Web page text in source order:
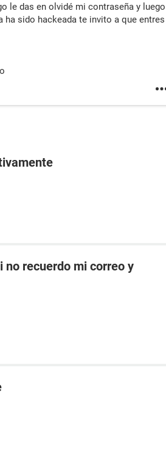
le das en olvidé mi contraseña y luego
ha sido hackeada te invito a que entres
no recuerdo mi correo y